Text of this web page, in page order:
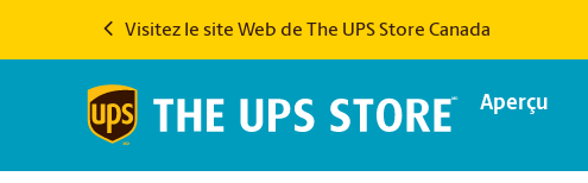
Visitez le site Web de The UPS Store Canada
Aperçu